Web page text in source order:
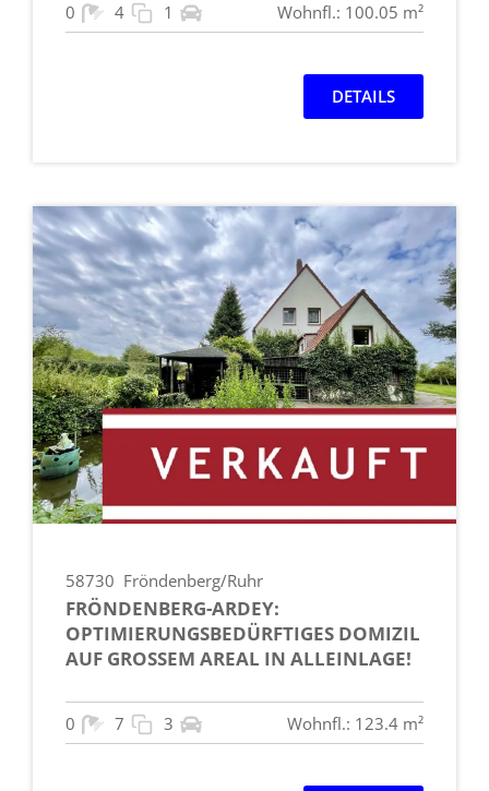
0 4 1 Wohnfl.: 100.05 m²
DETAILS
58730 Fröndenberg/Ruhr
FRÖNDENBERG-ARDEY:
OPTIMIERUNGSBEDÜRFTIGES DOMIZIL
AUF GROSSEM AREAL IN ALLEINLAGE!
0 7 3 Wohnfl.: 123.4 m²